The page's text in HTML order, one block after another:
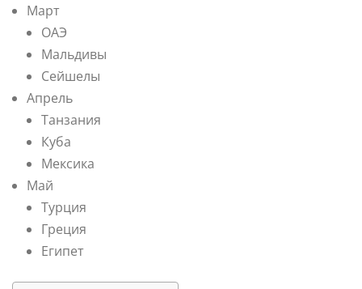
Март
ОАЭ
Мальдивы
Сейшелы
Апрель
Танзания
Куба
Мексика
Май
Турция
Греция
Египет